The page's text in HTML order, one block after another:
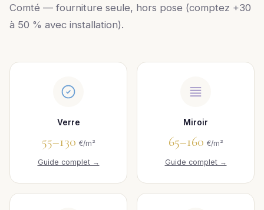
Comté — fourniture seule, hors pose (comptez +30
à 50 % avec installation).
Verre
55–130 €/m²
Guide complet →
Miroir
65–160 €/m²
Guide complet →